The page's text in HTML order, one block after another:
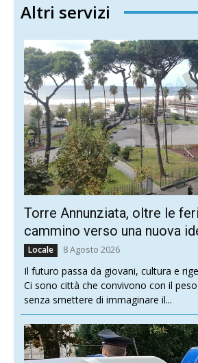
Altri servizi
Torre Annunziata, oltre le
cammino verso una nuova
Locale 8 Agosto 2026
Il futuro passa da giovani, cultura e
Ci sono città che convivono con il
senza smettere di immaginare il...